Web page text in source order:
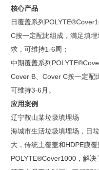
核心产品
日覆盖系列
C按一定配比组成，满足填
求，可维持1-6周；
中期覆盖系列
Cover B、Cover C按一定配
可维持3-6月。
应用案例
辽宁鞍山某垃圾填埋场
海城市生活垃圾填埋场，日
大，传统土覆盖和HDPE膜
POLYTE®Cover1000，解决